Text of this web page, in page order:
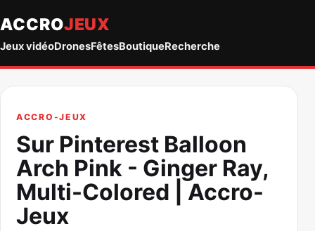
ACCROJEUX
Jeux vidéoDronesFêtesBoutiqueRecherche
ACCRO-JEUX
Sur Pinterest Balloon
Arch Pink - Ginger Ray,
Multi-Colored | Accro-
Jeux